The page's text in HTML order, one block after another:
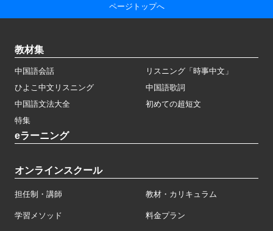
ページトップへ
教材集
中国語会話
リスニング「時事中文」
ひよこ中文リスニング
中国語歌詞
中国語文法大全
初めての超短文
特集
eラーニング
オンラインスクール
担任制・講師 教材・カリキュラム
学習メソッド 料金プラン